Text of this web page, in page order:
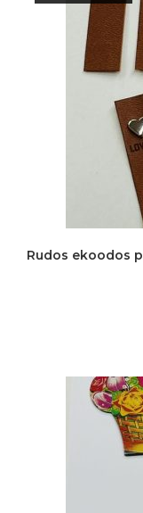
Rudos ekoodos